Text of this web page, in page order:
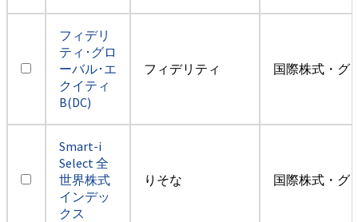
フィデリ
ティ･グロ
ーバル･エ
クイティ
B(DC)
フィデリティ 国際株式・グ
Smart-i
Select 全
世界株式
インデッ
クス
りそな 国際株式・グ